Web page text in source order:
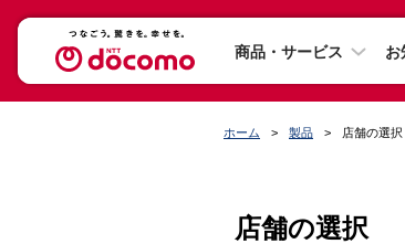
商品・サービス お
ホーム 製品 店舗の選択
店舗の選択